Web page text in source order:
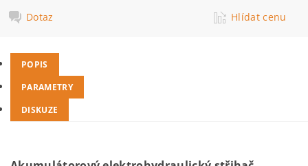
Dotaz
Hlídat cenu
POPIS
PARAMETRY
DISKUZE